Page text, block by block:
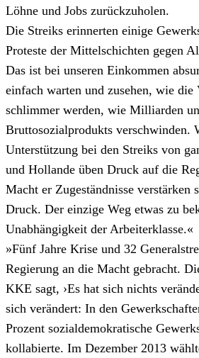
Löhne und Jobs zurückzuholen.
Die Streiks erinnerten einige
Proteste der Mittelschichten gegen
Das ist bei unseren Einkommen
einfach warten und zusehen, wie die
schlimmer werden, wie Milliarden
Bruttosozialprodukts verschwinden.
Unterstützung bei den Streiks von
und Hollande üben Druck auf die
Macht er Zugeständnisse verstärken
Druck. Der einzige Weg etwas zu
Unabhängigkeit der Arbeiterklasse.«
»Fünf Jahre Krise und 32
Regierung an die Macht gebracht.
KKE sagt, ›Es hat sich nichts
sich verändert: In den
Prozent sozialdemokratische
kollabierte. Im Dezember 2013